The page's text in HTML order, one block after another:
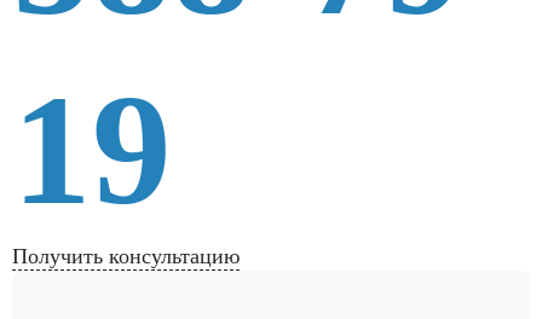
19
Получить консультацию